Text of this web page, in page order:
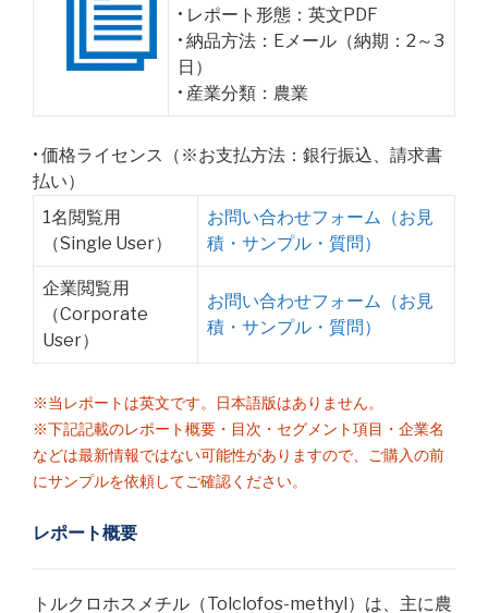
• レポート形態：英文PDF
• 納品方法：Eメール（納期：2～3
日）
• 産業分類：農業
• 価格ライセンス（※お支払方法：銀行振込、請求書
払い）
1名閲覧用
（Single User）
お問い合わせフォーム（お見
積・サンプル・質問）
企業閲覧用
（Corporate
User）
お問い合わせフォーム（お見
積・サンプル・質問）
※当レポートは英文です。日本語版はありません。
※下記記載のレポート概要・目次・セグメント項目・企業名
などは最新情報ではない可能性がありますので、ご購入の前
にサンプルを依頼してご確認ください。
レポート概要
トルクロホスメチル（Tolclofos-methyl）は、主に農